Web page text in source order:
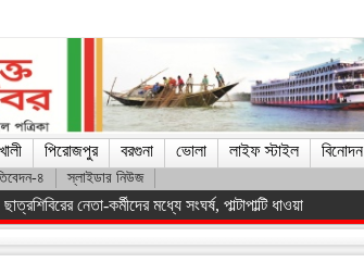
পিরোজপুর বরগুনা ভোলা লাইফ স্টাইল বিনোদন
৪ স্লাইডার নিউজ
সরকারকে হটানো সম্ভব হয়েছে : তথ্যমন্ত্রী